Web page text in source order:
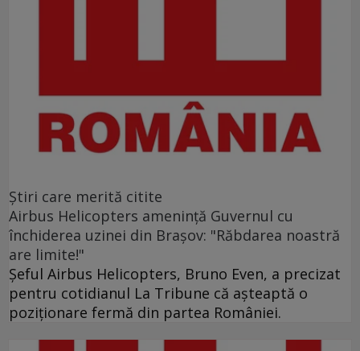
Ştiri care merită citite
Airbus Helicopters amenință Guvernul cu
închiderea uzinei din Brașov: "Răbdarea noastră
are limite!"
Șeful Airbus Helicopters, Bruno Even, a precizat
pentru cotidianul La Tribune că aşteaptă o
poziţionare fermă din partea României.